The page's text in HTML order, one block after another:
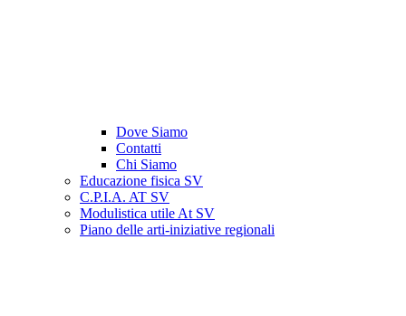
Dove Siamo
Contatti
Chi Siamo
Educazione fisica SV
C.P.I.A. AT SV
Modulistica utile At SV
Piano delle arti-iniziative regionali